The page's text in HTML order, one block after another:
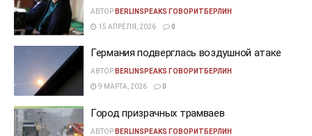
АВТОР BERLINSPEAKS ГОВОРИТБЕРЛИН
15 АПРЕЛЯ, 2026
0
Германия подверглась воздушной атаке
АВТОР BERLINSPEAKS ГОВОРИТБЕРЛИН
9 МАРТА, 2026
0
Город призрачных трамваев
АВТОР BERLINSPEAKS ГОВОРИТБЕРЛИН